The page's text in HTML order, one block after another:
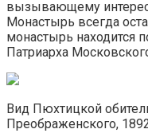
вызывающему интерес
Монастырь всегда
монастырь находится
Патриарха
Вид Пюхтицкой
Преображенского,